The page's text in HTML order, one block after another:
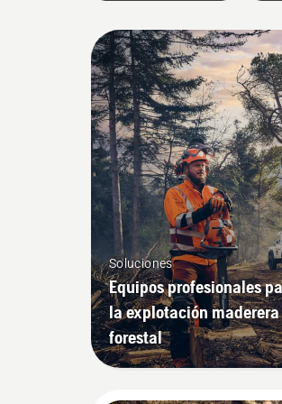
Soluciones
Equipos profesionales
la explotación
forestal